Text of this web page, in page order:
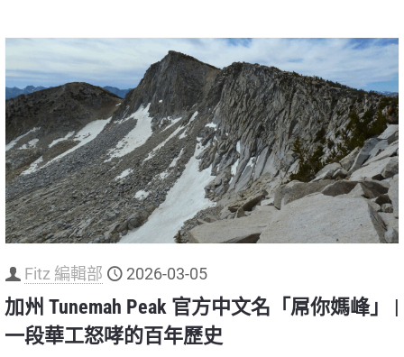
Fitz 編輯部 2026-03-05
加州 Tunemah Peak 官方中文名「屌你媽峰」 |
一段華工怒哮的百年歷史